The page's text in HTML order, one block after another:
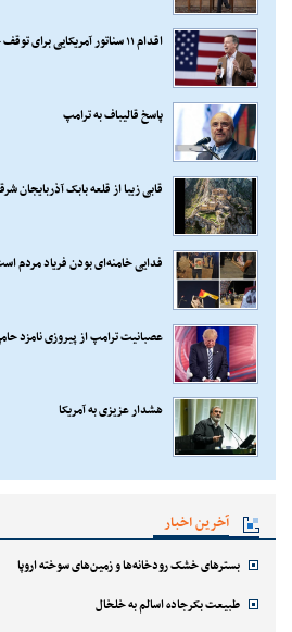
اقدام ۱۱ سناتور آمریکایی برای توقف جنگ با ایران
پاسخ قالیباف به ترامپ
قابی زیبا از قلعه بابک آذربایجان
فدایی خامنه‌ای بودن فریاد مردم
عصبانیت ترامپ از پیروزی نامزد
هشدار عزیزی به آمریکا
آخرین اخبار
بسترهای خشک رودخانه‌ها و زمین‌های سوخته اروپا
طبیعت بکرجاده اسالم به خلخال